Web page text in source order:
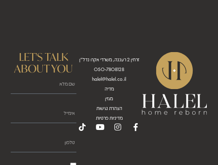
זרחין 2 רעננה, משרדי אקרו נדל"ן
050-7808128
halel@halel.co.il
מדיה
מגזין
הצהרת נגישות
מדיניות פרטיות
LET'S TALK
ABOUT YOU